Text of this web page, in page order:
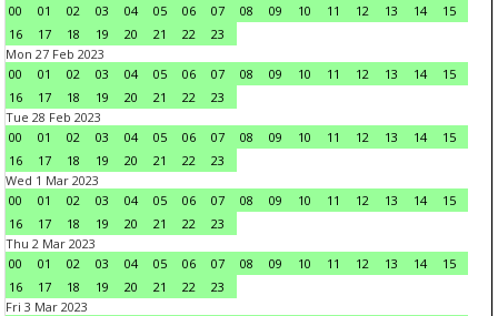
00
01 02 03 04 05 06 07 08 09 10 11 12 13 14
15
16
17 18 19 20 21 22
23
Mon 27 Feb 2023
00
01 02 03 04 05 06 07 08 09 10 11 12 13 14
15
16
17 18 19 20 21 22
23
Tue 28 Feb 2023
00
01 02 03 04 05 06 07 08 09 10 11 12 13 14
15
16
17 18 19 20 21 22
23
Wed 1 Mar 2023
00
01 02 03 04 05 06 07 08 09 10 11 12 13 14
15
16
17 18 19 20 21 22
23
Thu 2 Mar 2023
00
01 02 03 04 05 06 07 08 09 10 11 12 13 14
15
16
17 18 19 20 21 22
23
Fri 3 Mar 2023